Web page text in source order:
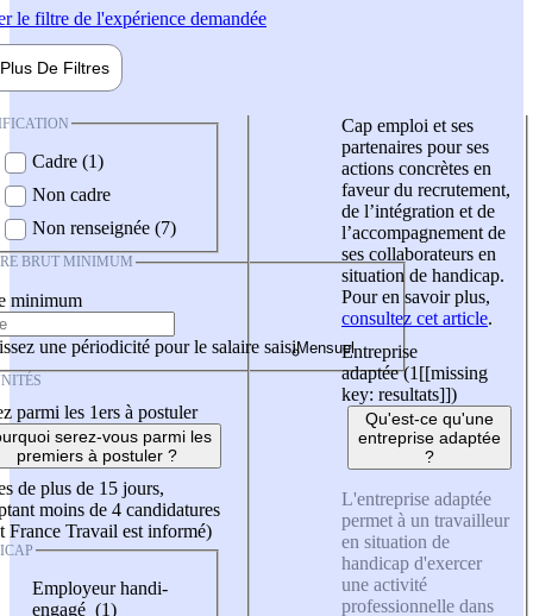
le filtre de l'expérience demandée
Plus De Filtres
Cadre (1)
Non cadre
Non renseignée (7)
BRUT MINIMUM
minimum
une périodicité pour le salaire saisi
parmi les 1ers à postuler
serez-vous parmi les
premiers à postuler ?
de plus de 15 jours,
moins de 4 candidatures
France Travail est informé)
Employeur handi-
engagé (1)
Cap emploi et ses
partenaires pour ses
actions concrètes en
faveur du recrutement,
de l’intégration et de
l’accompagnement de
ses collaborateurs en
situation de handicap.
Pour en savoir plus,
consultez cet article.
Entreprise
adaptée (1 [[missing
key: resultats]])
Qu'est-ce qu'une
entreprise adaptée
?
L'entreprise adaptée
permet à un travailleur
en situation de
handicap d'exercer
une activité
professionnelle dans